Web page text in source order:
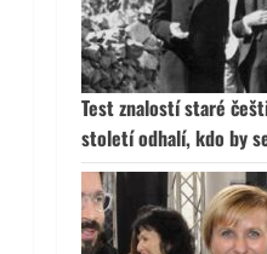
Test znalostí staré
století odhalí, kdo by